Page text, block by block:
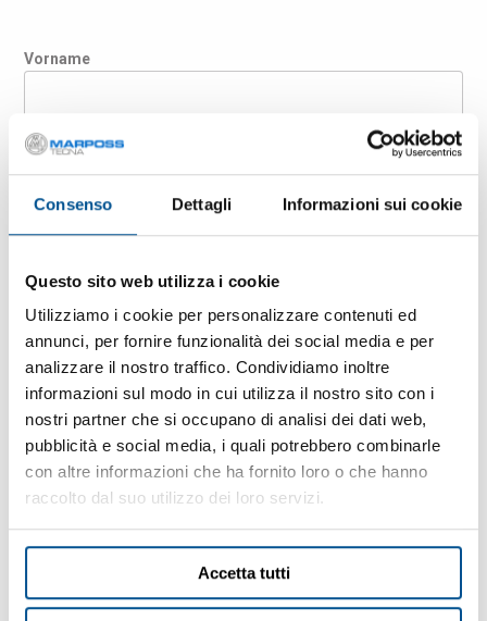
Consenso Dettagli Informazioni sui cookie
Questo sito web utilizza i cookie
Utilizziamo i cookie per personalizzare contenuti ed
annunci, per fornire funzionalità dei social media e per
analizzare il nostro traffico. Condividiamo inoltre
informazioni sul modo in cui utilizza il nostro sito con i
nostri partner che si occupano di analisi dei dati web,
pubblicità e social media, i quali potrebbero combinarle
con altre informazioni che ha fornito loro o che hanno
raccolto dal suo utilizzo dei loro servizi.
Accetta tutti
Vorname
Nachname
Land
E-Mail-Adresse
PLZ